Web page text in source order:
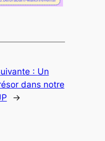
: Un
dans notre
→